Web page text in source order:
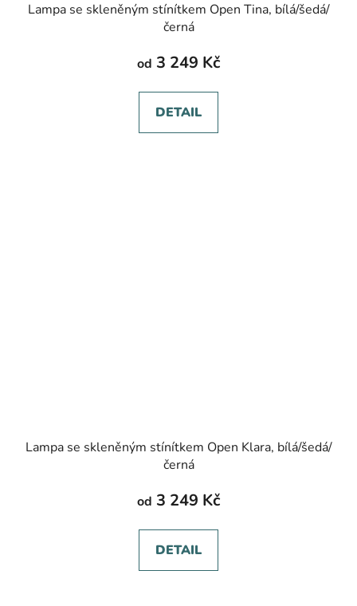
Lampa se skleněným stínítkem Open Tina, bílá/šedá/
černá
od 3 249 Kč
DETAIL
Lampa se skleněným stínítkem Open Klara, bílá/šedá/
černá
od 3 249 Kč
DETAIL